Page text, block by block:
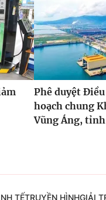
Phê duyệt
hoạch chung
Vũng Áng,
TẾTRUYỀN HÌNHGIẢI